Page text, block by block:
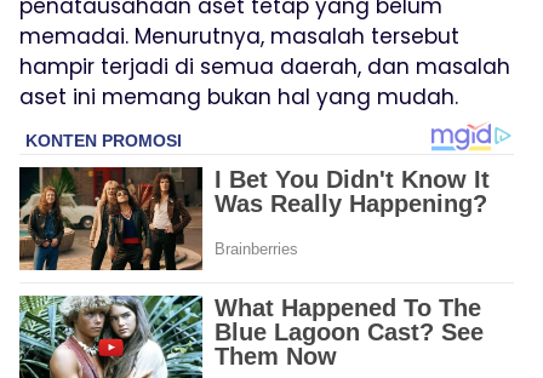
penatausahaan aset tetap yang belum
memadai. Menurutnya, masalah tersebut
hampir terjadi di semua daerah, dan masalah
aset ini memang bukan hal yang mudah.